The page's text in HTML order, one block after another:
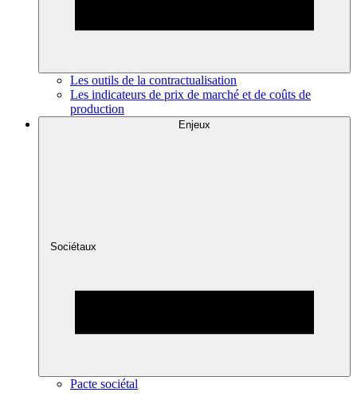
Les outils de la contractualisation
Les indicateurs de prix de marché et de coûts de
production
Enjeux
Sociétaux
Pacte sociétal